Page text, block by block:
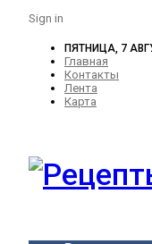
Sign in
ПЯТНИЦА, 7
Главная
Контакты
Лента
Карта